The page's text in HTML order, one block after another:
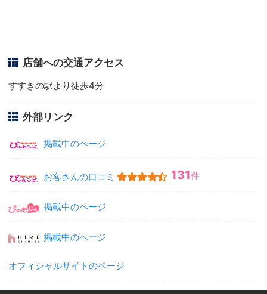
店舗への交通アクセス
すすきの駅より徒歩4分
外部リンク
掲載中のページ
お客さんの口コミ 131件
掲載中のページ
掲載中のページ
オフィシャルサイトのページ